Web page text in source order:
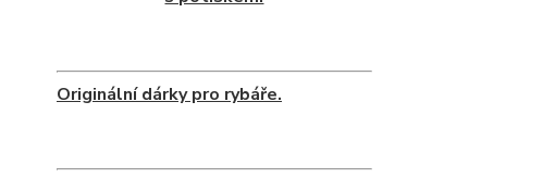
Originální dárky pro rybáře.